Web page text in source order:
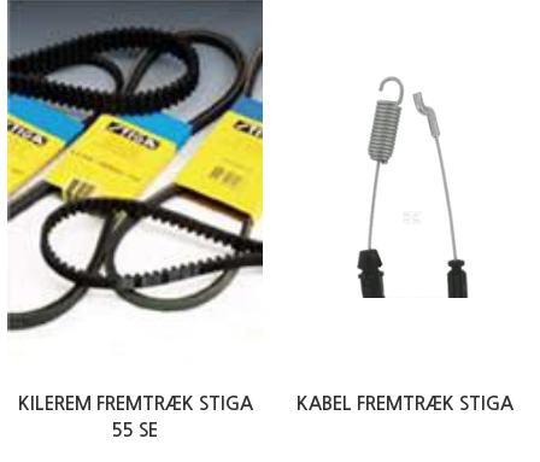
KILEREM FREMTRÆK STIGA
55 SE
KABEL FREMTRÆK STIGA